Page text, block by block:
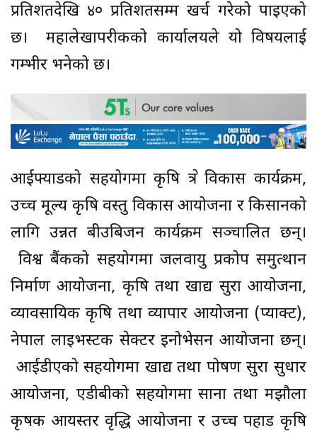
प्रतिशतदेखि ४० प्रतिशतसम्म खर्च गरेको पाइएको
छ। महालेखापरीक्षकको कार्यालयले यो विषयलाई
गम्भीर भनेको छ।
आईफ्याडको सहयोगमा कृषि क्षेत्र विकास कार्यक्रम,
उच्च मूल्य कृषि वस्तु विकास आयोजना र किसानको
लागि उन्नत बीउबिजन कार्यक्रम सञ्चालित छन्।
विश्व बैंकको सहयोगमा जलवायु प्रकोप समुत्थान
निर्माण आयोजना, कृषि तथा खाद्य सुरक्षा आयोजना,
व्यावसायिक कृषि तथा व्यापार आयोजना (प्याक्ट),
नेपाल लाइभस्टक सेक्टर इनोभेसन आयोजना छन्।
आईडीएको सहयोगमा खाद्य तथा पोषण सुरक्षा सुधार
आयोजना, एडीबीको सहयोगमा साना तथा मझौला
कृषक आयस्तर वृद्धि आयोजना र उच्च पहाड कृषि